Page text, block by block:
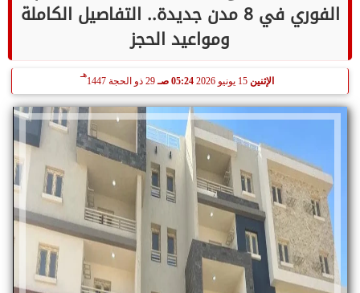
الفوري في 8 مدن جديدة.. التفاصيل الكاملة
ومواعيد الحجز
الإثنين 15 يونيو 2026 05:24 صـ 29 ذو الحجة 1447
هـ